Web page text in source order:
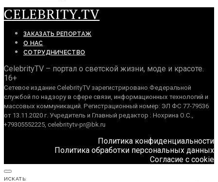
CELEBRITY.TV
ЗАКАЗАТЬ РЕПОРТАЖ
О НАС
СОТРУДНИЧЕСТВО
CelebrityTV – портал о светской жизни, моде и красоте.
16+
Сетевое издание CelebrityTV зарегистрировано Федеральной
службой по надзору в сфере связи, информационных технологий и
массовых коммуникаций. Регистрационный номер: ЭЛ ФС 77-79536
от 13.11.2020 г. Учредитель и Главный редактор : Нохрина О.С.,
+79305552225, celebritytv-pr@bk.ru
Политика конфиденциальности
Политика обработки персональных данных
Согласие с cookie
ИСКАТЬ: